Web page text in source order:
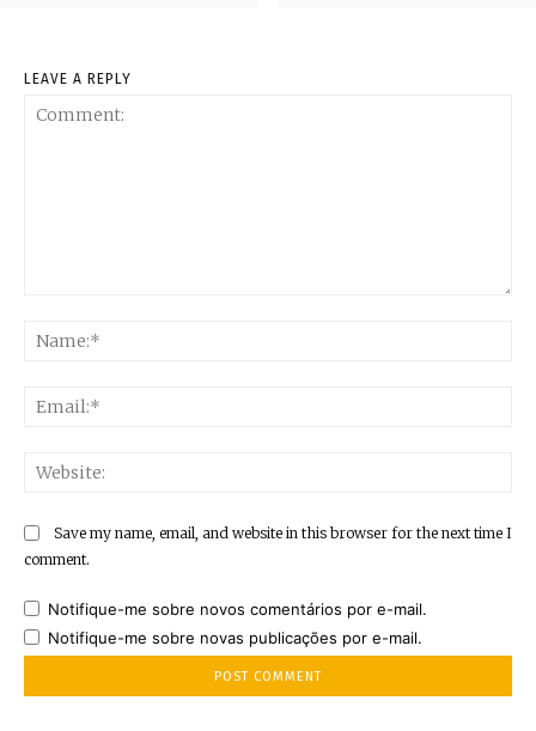
LEAVE A REPLY
Save my name, email, and website in this browser for the next time I
comment.
Notifique-me sobre novos comentários por e-mail.
Notifique-me sobre novas publicações por e-mail.